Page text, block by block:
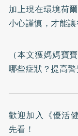
加上現在環境荷
小心謹慎，才能
（本文獲媽媽寶
哪些症狀？提高
歡迎加入 《優活
先看！